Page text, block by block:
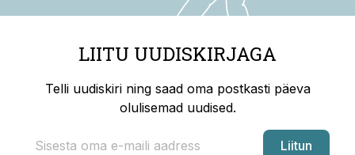
LIITU UUDISKIRJAGA
Telli uudiskiri ning saad oma postkasti päeva
olulisemad uudised.
Liitun